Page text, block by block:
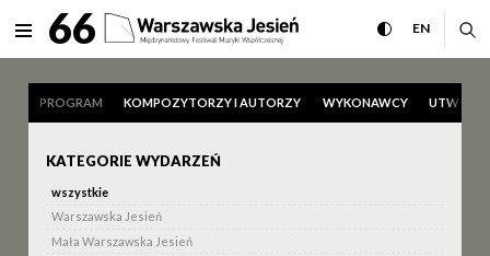
Program Międzynarodowy
rozwiń menu
MENU66 przełącz
ENCHANGE
PROGRAM KOMPOZYTORZY I AUTORZY WYKONAWCY UTWORY
KATEGORIE WYDARZEŃ
wszystkie
Warszawska Jesień
Mała Warszawska Jesień